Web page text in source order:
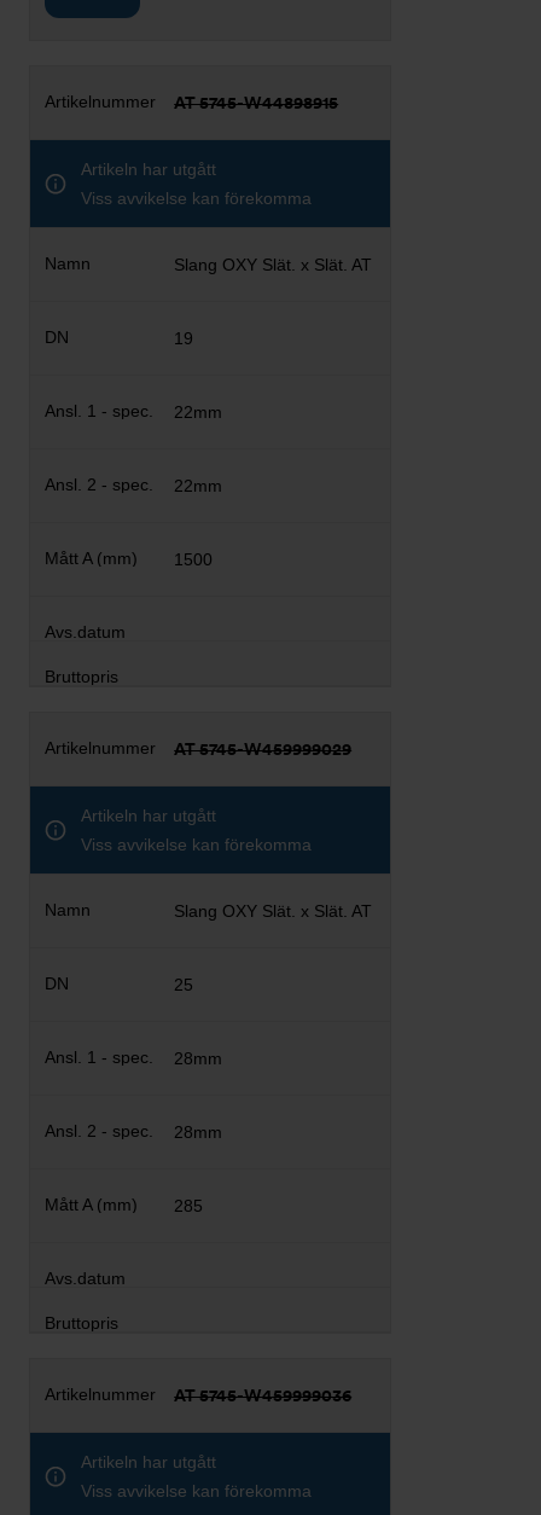
AT 5745-W44898915
Artikeln har utgått
Viss avvikelse kan förekomma
Slang OXY Slät. x Slät. AT
19
22mm
22mm
1500
AT 5745-W459999029
Artikeln har utgått
Viss avvikelse kan förekomma
Slang OXY Slät. x Slät. AT
25
28mm
28mm
285
AT 5745-W459999036
Artikeln har utgått
Viss avvikelse kan förekomma